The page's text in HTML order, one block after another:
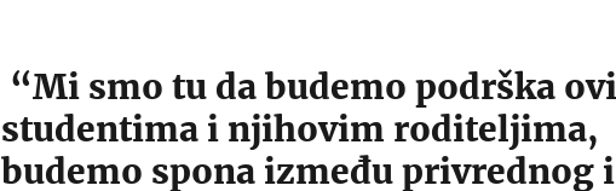
“Mi smo tu da budemo podrška
studentima i njihovim roditeljima,
budemo spona između privrednog i